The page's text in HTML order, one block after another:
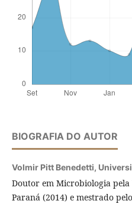
BIOGRAFIA DO AUTOR
Volmir Pitt Benedetti,
Doutor em Microbiologia
Paraná (2014) e mestrado